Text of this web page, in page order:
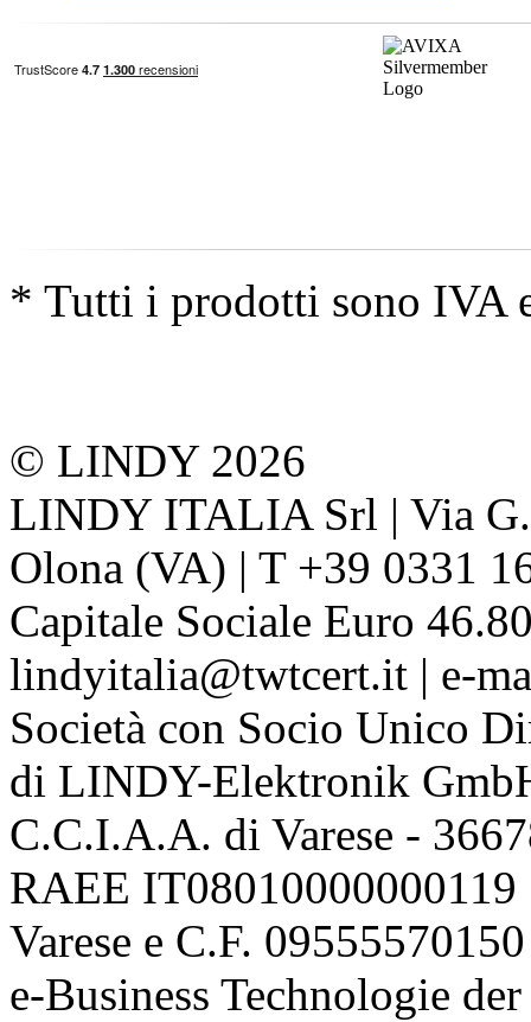
* Tutti i prodotti sono IVA
© LINDY 2026
LINDY ITALIA Srl | Via
Olona (VA) | T +39 0331
Capitale Sociale Euro
lindyitalia@twtcert.it | e-
Società con Socio Unico
di LINDY-Elektronik
C.C.I.A.A. di Varese -
RAEE
Varese e C.F. 09555570150
e-Business Technologie